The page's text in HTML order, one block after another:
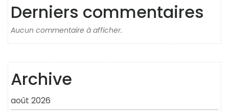
Derniers commentaires
Aucun commentaire à afficher.
Archive
août 2026